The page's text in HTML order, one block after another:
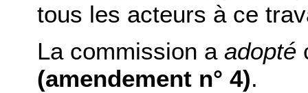
tous les acteurs à ce
La commission a adopté
(amendement n° 4).